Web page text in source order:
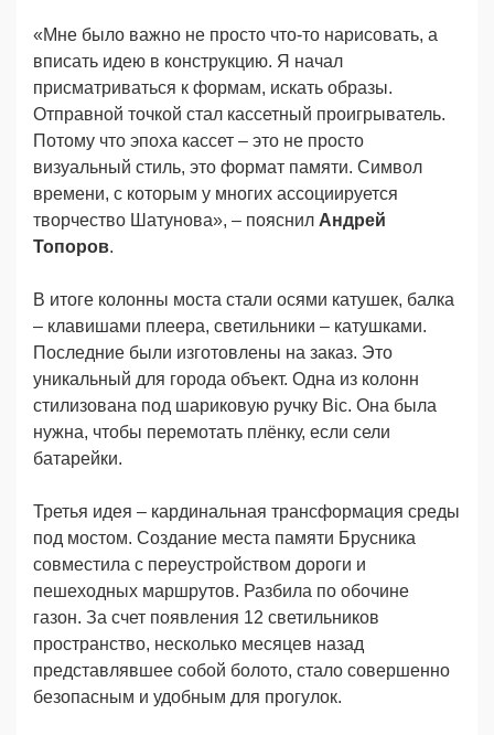
«Мне было важно не просто что-то нарисовать, а
вписать идею в конструкцию. Я начал
присматриваться к формам, искать образы.
Отправной точкой стал кассетный проигрыватель.
Потому что эпоха кассет – это не просто
визуальный стиль, это формат памяти. Символ
времени, с которым у многих ассоциируется
творчество Шатунова», – пояснил Андрей
Топоров.
В итоге колонны моста стали осями катушек, балка
– клавишами плеера, светильники – катушками.
Последние были изготовлены на заказ. Это
уникальный для города объект. Одна из колонн
стилизована под шариковую ручку Bic. Она была
нужна, чтобы перемотать плёнку, если сели
батарейки.
Третья идея – кардинальная трансформация среды
под мостом. Создание места памяти Брусника
совместила с переустройством дороги и
пешеходных маршрутов. Разбила по обочине
газон. За счет появления 12 светильников
пространство, несколько месяцев назад
представлявшее собой болото, стало совершенно
безопасным и удобным для прогулок.